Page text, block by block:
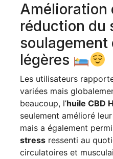
Amélioration
réduction du
soulagement
légères
Les utilisateurs
variées mais
beaucoup, l’huile CBD
seulement amélioré
mais a également
stress ressenti au
circulatoires et